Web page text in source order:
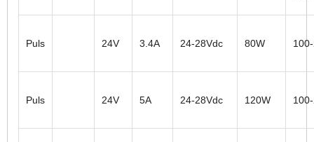
Puls 24V 3.4A 24-28Vdc 80W
Puls 24V 5A 24-28Vdc 120W